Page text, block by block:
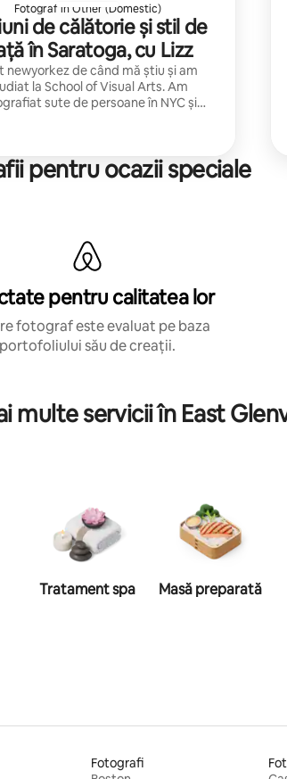
Fotograf în Other (Domestic)
de călătorie și stil de
în Saratoga, cu Lizz
newyorkez de când mă știu și am
la School of Visual Arts. Am
sute de persoane în NYC și
pentru ocazii speciale
pentru calitatea lor
fotograf este evaluat pe baza
portofoliului său de creații.
multe servicii în East
Tratament spa Masă preparată
Fotografi